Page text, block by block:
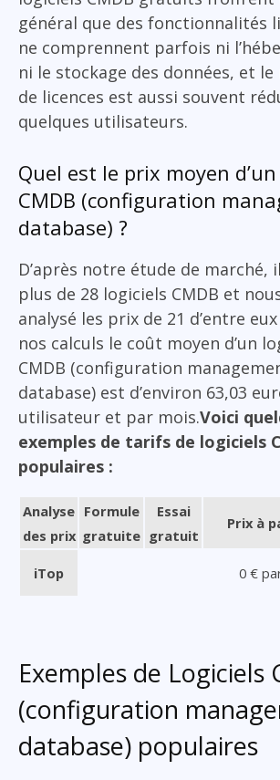
général que des fonctionnalités
ne comprennent parfois ni
ni le stockage des données, et
de licences est aussi souvent
quelques utilisateurs.
Quel est le prix moyen
CMDB (configuration
database) ?
D’après notre étude de marché,
plus de 28 logiciels CMDB et
analysé les prix de 21 d’entre eux
nos calculs le coût moyen d’un
CMDB (configuration
database) est d’environ 63,03
utilisateur et par mois.Voici
exemples de tarifs de logiciels
populaires :
Analyse
des prix
Formule
gratuite
Essai
gratuit
Prix à
iTop 0 €
Exemples de Logiciels
(configuration
database) populaires